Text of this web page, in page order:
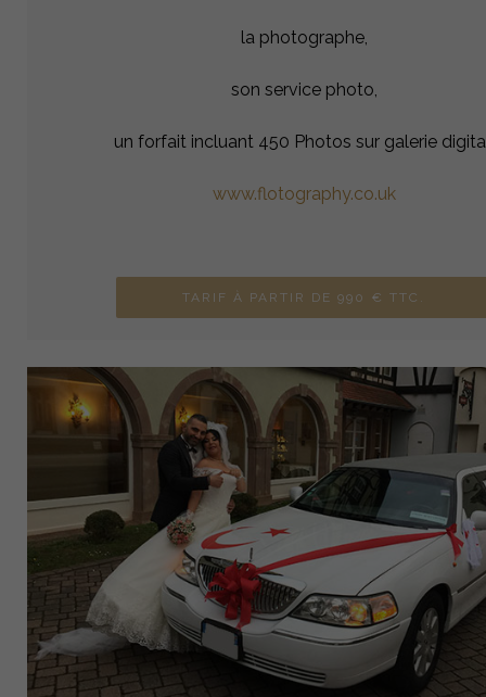
la photographe,
son service photo,
un forfait incluant 450 Photos sur galerie
www.flotography.co.uk
TARIF À PARTIR DE 990 € TTC.